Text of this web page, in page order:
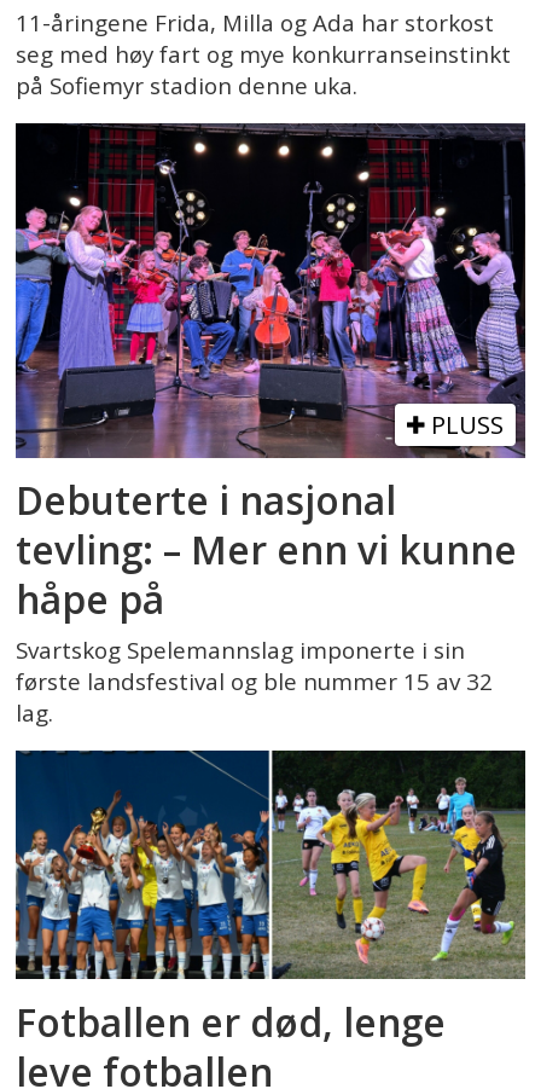
11-åringene Frida, Milla og Ada har storkost
seg med høy fart og mye konkurranseinstinkt
på Sofiemyr stadion denne uka.
PLUSS
Debuterte i nasjonal
tevling: – Mer enn vi kunne
håpe på
Svartskog Spelemannslag imponerte i sin
første landsfestival og ble nummer 15 av 32
lag.
Fotballen er død, lenge
leve fotballen